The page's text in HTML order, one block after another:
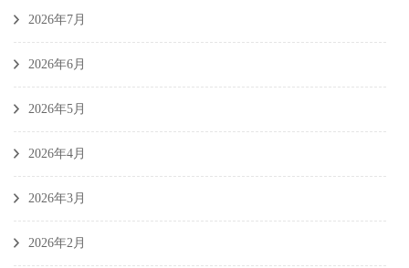
2026年7月
2026年6月
2026年5月
2026年4月
2026年3月
2026年2月